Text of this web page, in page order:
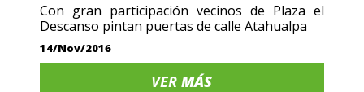
Con gran participación vecinos de Plaza el
Descanso pintan puertas de calle Atahualpa
14/Nov/2016
VERMÁS